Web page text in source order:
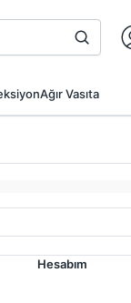
Ağır Vasıta
Hesabım